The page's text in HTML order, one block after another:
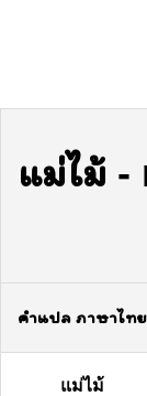
แม่ไม้ -
คำแปล ภาษาไทย
แม่ไม้